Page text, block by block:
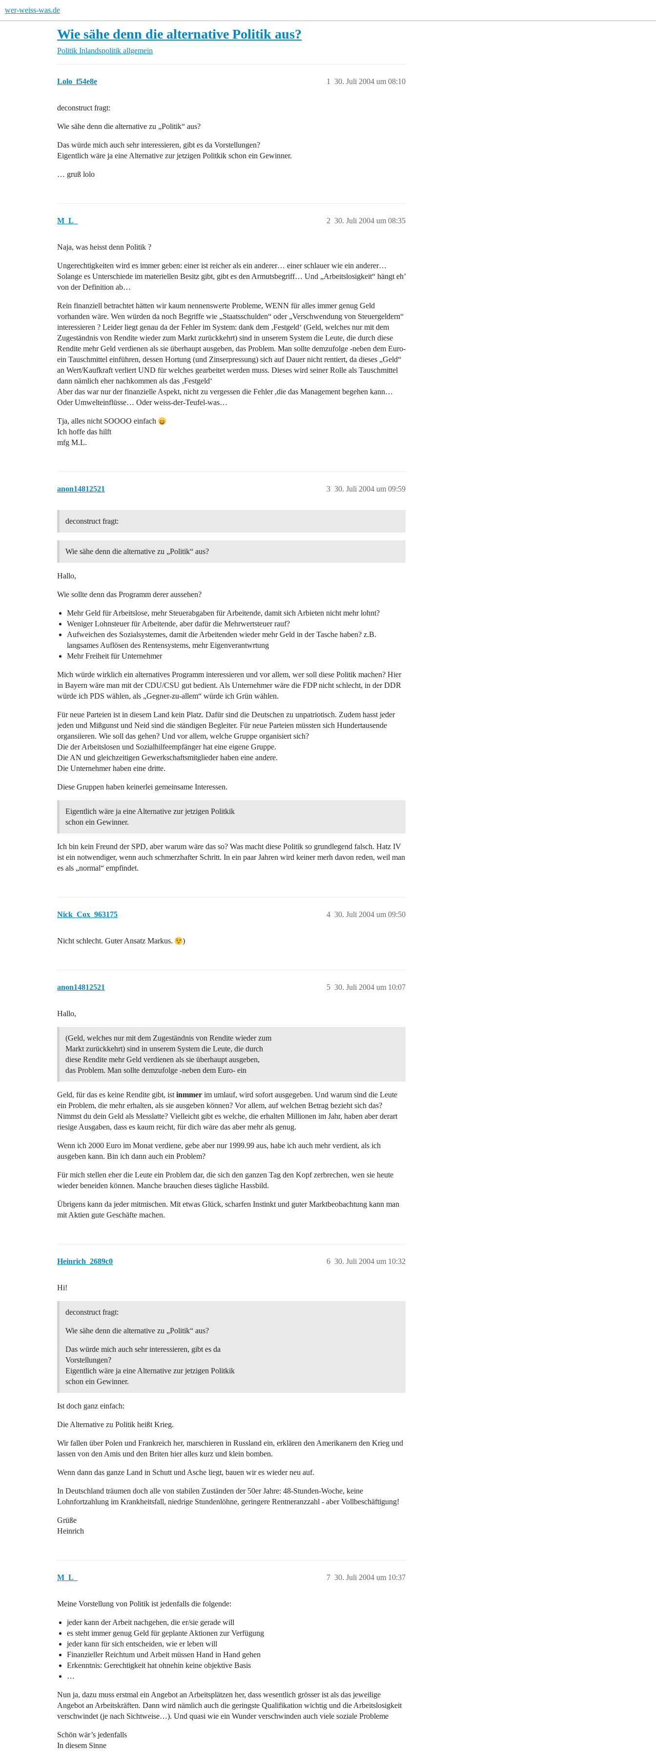
wer-weiss-was.de
Wie sähe denn die alternative Politik aus?
Politik Inlandspolitik allgemein
Lolo_f54e8e 30. Juli 2004 um 08:10
1
deconstruct fragt:
Wie sähe denn die alternative zu „Politik“ aus?
Das würde mich auch sehr interessieren, gibt es da Vorstellungen?
Eigentlich wäre ja eine Alternative zur jetzigen Politkik schon ein Gewinner.
… gruß lolo
M_L_ 30. Juli 2004 um 08:35
2
Naja, was heisst denn Politik ?
Ungerechtigkeiten wird es immer geben: einer ist reicher als ein anderer… einer schlauer wie ein anderer…
Solange es Unterschiede im materiellen Besitz gibt, gibt es den Armutsbegriff… Und „Arbeitslosigkeit“ hängt eh’
von der Definition ab…
Rein finanziell betrachtet hätten wir kaum nennenswerte Probleme, WENN für alles immer genug Geld
vorhanden wäre. Wen würden da noch Begriffe wie „Staatsschulden“ oder „Verschwendung von Steuergeldern“
interessieren ? Leider liegt genau da der Fehler im System: dank dem ‚Festgeld‘ (Geld, welches nur mit dem
Zugeständnis von Rendite wieder zum Markt zurückkehrt) sind in unserem System die Leute, die durch diese
Rendite mehr Geld verdienen als sie überhaupt ausgeben, das Problem. Man sollte demzufolge -neben dem Euro-
ein Tauschmittel einführen, dessen Hortung (und Zinserpressung) sich auf Dauer nicht rentiert, da dieses „Geld“
an Wert/Kaufkraft verliert UND für welches gearbeitet werden muss. Dieses wird seiner Rolle als Tauschmittel
dann nämlich eher nachkommen als das ‚Festgeld‘
Aber das war nur der finanzielle Aspekt, nicht zu vergessen die Fehler ,die das Management begehen kann…
Oder Umwelteinflüsse… Oder weiss-der-Teufel-was…
Tja, alles nicht SOOOO einfach
Ich hoffe das hilft
mfg M.L.
anon14812521 30. Juli 2004 um 09:59
3
deconstruct fragt:
Wie sähe denn die alternative zu „Politik“ aus?
Hallo,
Wie sollte denn das Programm derer aussehen?
Mehr Geld für Arbeitslose, mehr Steuerabgaben für Arbeitende, damit sich Arbieten nicht mehr lohnt?
Weniger Lohnsteuer für Arbeitende, aber dafür die Mehrwertsteuer rauf?
Aufweichen des Sozialsystemes, damit die Arbeitenden wieder mehr Geld in der Tasche haben? z.B.
langsames Auflösen des Rentensystems, mehr Eigenverantwrtung
Mehr Freiheit für Unternehmer
Mich würde wirklich ein alternatives Programm interessieren und vor allem, wer soll diese Politik machen? Hier
in Bayern wäre man mit der CDU/CSU gut bedient. Als Unternehmer wäre die FDP nicht schlecht, in der DDR
würde ich PDS wählen, als „Gegner-zu-allem“ würde ich Grün wählen.
Für neue Parteien ist in diesem Land kein Platz. Dafür sind die Deutschen zu unpatriotisch. Zudem hasst jeder
jeden und Mißgunst und Neid sind die ständigen Begleiter. Für neue Parteien müssten sich Hundertausende
organsiieren. Wie soll das gehen? Und vor allem, welche Gruppe organisiert sich?
Die der Arbeitslosen und Sozialhilfeempfänger hat eine eigene Gruppe.
Die AN und gleichzeitigen Gewerkschaftsmitglieder haben eine andere.
Die Unternehmer haben eine dritte.
Diese Gruppen haben keinerlei gemeinsame Interessen.
Eigentlich wäre ja eine Alternative zur jetzigen Politkik
schon ein Gewinner.
Ich bin kein Freund der SPD, aber warum wäre das so? Was macht diese Politik so grundlegend falsch. Hatz IV
ist ein notwendiger, wenn auch schmerzhafter Schritt. In ein paar Jahren wird keiner merh davon reden, weil man
es als „normal“ empfindet.
Nick_Cox_963175 30. Juli 2004 um 09:50
4
Nicht schlecht. Guter Ansatz Markus. )
anon14812521 30. Juli 2004 um 10:07
5
Hallo,
(Geld, welches nur mit dem Zugeständnis von Rendite wieder zum
Markt zurückkehrt) sind in unserem System die Leute, die durch
diese Rendite mehr Geld verdienen als sie überhaupt ausgeben,
das Problem. Man sollte demzufolge -neben dem Euro- ein
Geld, für das es keine Rendite gibt, ist inmmer im umlauf, wird sofort ausgegeben. Und warum sind die Leute
ein Problem, die mehr erhalten, als sie ausgeben können? Vor allem, auf welchen Betrag bezieht sich das?
Nimmst du dein Geld als Messlatte? Vielleicht gibt es welche, die erhalten Millionen im Jahr, haben aber derart
riesige Ausgaben, dass es kaum reicht, für dich wäre das aber mehr als genug.
Wenn ich 2000 Euro im Monat verdiene, gebe aber nur 1999.99 aus, habe ich auch mehr verdient, als ich
ausgeben kann. Bin ich dann auch ein Problem?
Für mich stellen eher die Leute ein Problem dar, die sich den ganzen Tag den Kopf zerbrechen, wen sie heute
wieder beneiden können. Manche brauchen dieses tägliche Hassbild.
Übrigens kann da jeder mitmischen. Mit etwas Glück, scharfen Instinkt und guter Marktbeobachtung kann man
mit Aktien gute Geschäfte machen.
Heinrich_2689c0 30. Juli 2004 um 10:32
6
Hi!
deconstruct fragt:
Wie sähe denn die alternative zu „Politik“ aus?
Das würde mich auch sehr interessieren, gibt es da
Vorstellungen?
Eigentlich wäre ja eine Alternative zur jetzigen Politkik
schon ein Gewinner.
Ist doch ganz einfach:
Die Alternative zu Politik heißt Krieg.
Wir fallen über Polen und Frankreich her, marschieren in Russland ein, erklären den Amerikanern den Krieg und
lassen von den Amis und den Briten hier alles kurz und klein bomben.
Wenn dann das ganze Land in Schutt und Asche liegt, bauen wir es wieder neu auf.
In Deutschland träumen doch alle von stabilen Zuständen der 50er Jahre: 48-Stunden-Woche, keine
Lohnfortzahlung im Krankheitsfall, niedrige Stundenlöhne, geringere Rentneranzzahl - aber Vollbeschäftigung!
Grüße
Heinrich
M_L_ 30. Juli 2004 um 10:37
7
Meine Vorstellung von Politik ist jedenfalls die folgende:
jeder kann der Arbeit nachgehen, die er/sie gerade will
es steht immer genug Geld für geplante Aktionen zur Verfügung
jeder kann für sich entscheiden, wie er leben will
Finanzieller Reichtum und Arbeit müssen Hand in Hand gehen
Erkenntnis: Gerechtigkeit hat ohnehin keine objektive Basis
…
Nun ja, dazu muss erstmal ein Angebot an Arbeitsplätzen her, dass wesentlich grösser ist als das jeweilige
Angebot an Arbeitskräften. Dann wird nämlich auch die geringste Qualifikation wichtig und die Arbeitslosigkeit
verschwindet (je nach Sichtweise…). Und quasi wie ein Wunder verschwinden auch viele soziale Probleme
Schön wär’s jedenfalls
In diesem Sinne